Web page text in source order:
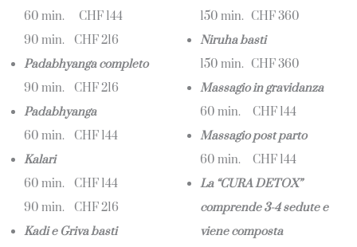
60 min. CHF 144
90 min. CHF 216
Padabhyanga completo
90 min. CHF 216
Padabhyanga
60 min. CHF 144
Kalari
60 min. CHF 144
90 min. CHF 216
Kadi e Griva basti
150 min. CHF 360
Niruha basti
150 min. CHF 360
Massagio in gravidanza
60 min. CHF 144
Massagio post parto
60 min. CHF 144
La “CURA DETOX”
comprende 3-4 sedute e
viene composta